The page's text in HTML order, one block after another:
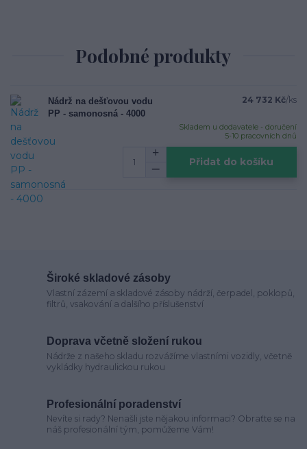
Podobné produkty
Nádrž na dešťovou vodu
PP - samonosná - 4000
24 732 Kč/ks
Skladem u dodavatele - doručení
5-10 pracovních dnů
Přidat do košíku
Široké skladové zásoby
Vlastní zázemí a skladové zásoby nádrží, čerpadel, poklopů,
filtrů, vsakování a dalšího příslušenství
Doprava včetně složení rukou
Nádrže z našeho skladu rozvážíme vlastními vozidly, včetně
vykládky hydraulickou rukou
Profesionální poradenství
Nevíte si rady? Nenašli jste nějakou informaci? Obraťte se na
náš profesionální tým, pomůžeme Vám!